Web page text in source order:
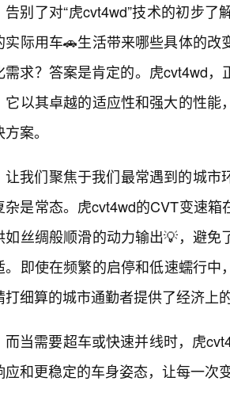
告别了对“虎cvt4wd”技术的初步
实际用车🚗生活带来哪些具体的
需求？答案是肯定的。虎cvt4wd
它以其卓越的适应性和强大的性
案。
让我们聚焦于我们最常遇到的城市
杂是常态。虎cvt4wd的CVT变速
如丝绸般顺滑的动力输出💡，避
。即使在频繁的启停和低速蠕行
打细算的城市通勤者提供了经济上
而当需要超车或快速并线时，虎
应和更稳定的车身姿态，让每一次